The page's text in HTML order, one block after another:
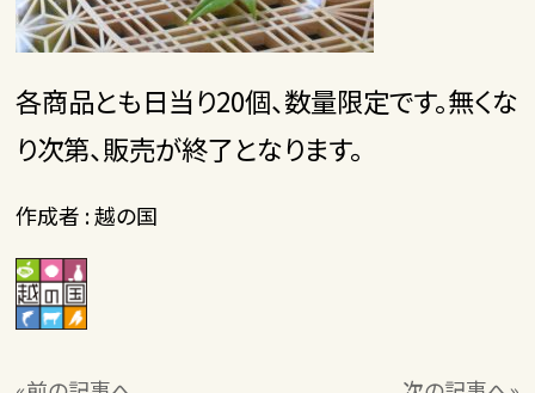
各商品とも日当り20個、数量限定です。無くな
り次第、販売が終了となります。
作成者 : 越の国